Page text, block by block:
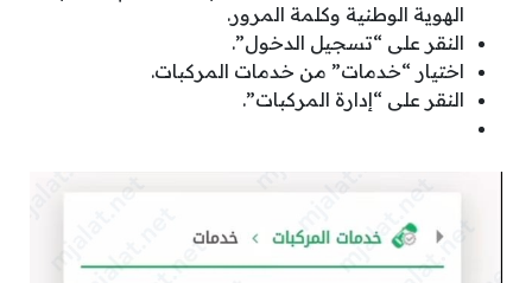
الهوية الوطنية وكلمة المرور.
النقر على “تسجيل الدخول”.
اختيار “خدمات” من خدمات المركبات.
النقر على “إدارة المركبات”.